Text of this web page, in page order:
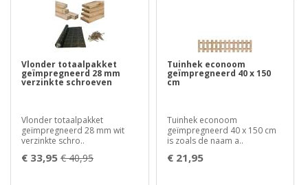
Vlonder totaalpakket
geïmpregneerd 28 mm
verzinkte schroeven
Vlonder totaalpakket
geïmpregneerd 28 mm wit
verzinkte schro..
€ 33,95 € 40,95
Tuinhek econoom
geïmpregneerd 40 x 150
cm
Tuinhek econoom
geïmpregneerd 40 x 150 cm
is zoals de naam a..
€ 21,95